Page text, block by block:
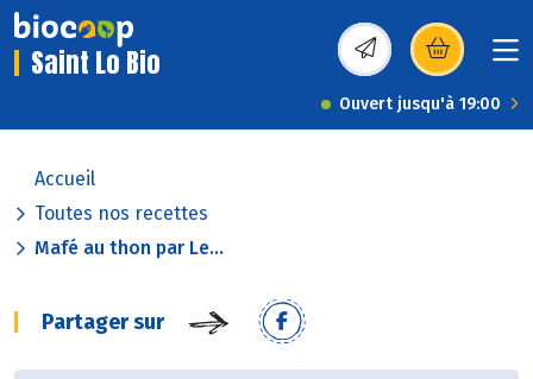
Saint Lo Bio (s’ouvre dans une
Ouvert jusqu'à 19:00
Accueil
Toutes nos recettes
Mafé au thon par Le...
Partager sur